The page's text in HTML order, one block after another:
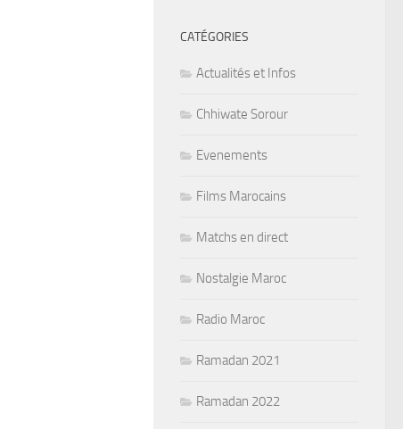
CATÉGORIES
Actualités et Infos
Chhiwate Sorour
Evenements
Films Marocains
Matchs en direct
Nostalgie Maroc
Radio Maroc
Ramadan 2021
Ramadan 2022